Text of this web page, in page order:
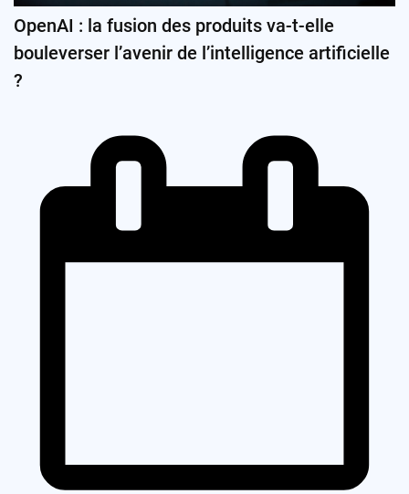
OpenAI : la fusion des produits va-t-elle
bouleverser l’avenir de l’intelligence artificielle
?